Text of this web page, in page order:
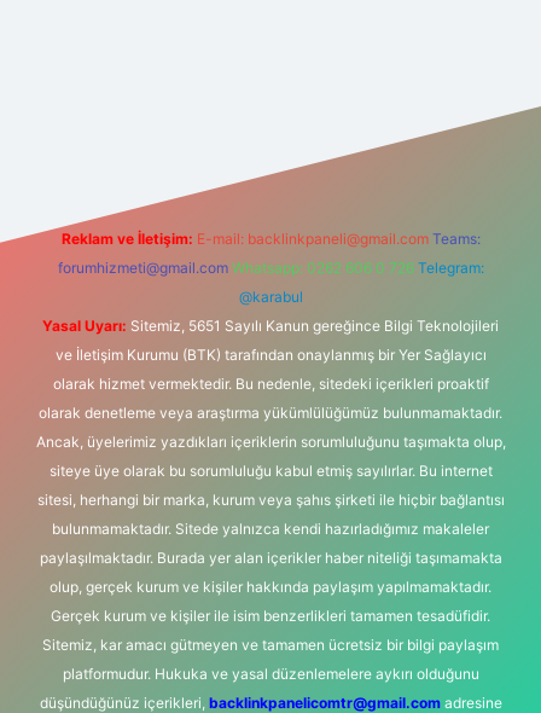
Reklam ve İletişim: E-mail: backlinkpaneli@gmail.com Teams:
forumhizmeti@gmail.com Whatsapp: 0262 606 0 726 Telegram:
@karabul
Yasal Uyarı: Sitemiz, 5651 Sayılı Kanun gereğince Bilgi Teknolojileri
ve İletişim Kurumu (BTK) tarafından onaylanmış bir Yer Sağlayıcı
olarak hizmet vermektedir. Bu nedenle, sitedeki içerikleri proaktif
olarak denetleme veya araştırma yükümlülüğümüz bulunmamaktadır.
Ancak, üyelerimiz yazdıkları içeriklerin sorumluluğunu taşımakta olup,
siteye üye olarak bu sorumluluğu kabul etmiş sayılırlar. Bu internet
sitesi, herhangi bir marka, kurum veya şahıs şirketi ile hiçbir bağlantısı
bulunmamaktadır. Sitede yalnızca kendi hazırladığımız makaleler
paylaşılmaktadır. Burada yer alan içerikler haber niteliği taşımamakta
olup, gerçek kurum ve kişiler hakkında paylaşım yapılmamaktadır.
Gerçek kurum ve kişiler ile isim benzerlikleri tamamen tesadüfidir.
Sitemiz, kar amacı gütmeyen ve tamamen ücretsiz bir bilgi paylaşım
platformudur. Hukuka ve yasal düzenlemelere aykırı olduğunu
düşündüğünüz içerikleri, backlinkpanelicomtr@gmail.comadresine